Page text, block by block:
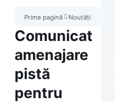
Prima pagină Noutăți
Comunicat
amenajare
pistă
pentru